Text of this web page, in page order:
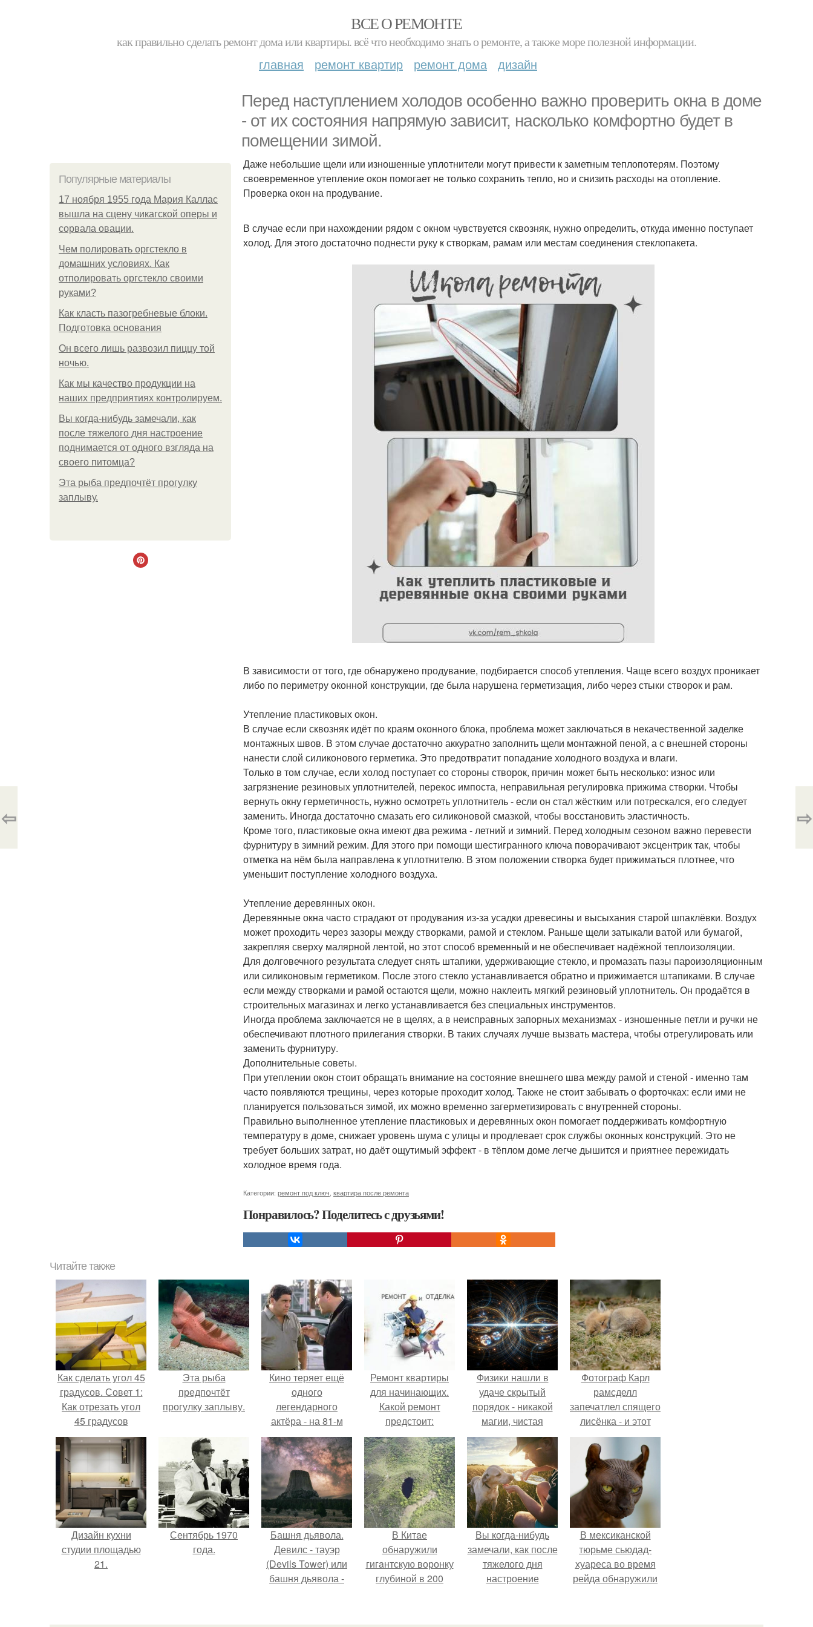
ВСЕ О РЕМОНТЕ
как правильно сделать ремонт дома или квартиры. всё что необходимо знать о ремонте, а также море полезной информации.
главная ремонт квартир ремонт дома дизайн
Перед наступлением холодов особенно важно проверить окна в доме
- от их состояния напрямую зависит, насколько комфортно будет в
помещении зимой.
Популярные материалы
17 ноября 1955 года Мария Каллас
вышла на сцену чикагской оперы и
сорвала овации.
Чем полировать оргстекло в
домашних условиях. Как
отполировать оргстекло своими
руками?
Как класть пазогребневые блоки.
Подготовка основания
Он всего лишь развозил пиццу той
ночью.
Как мы качество продукции на
наших предприятиях контролируем.
Вы когда-нибудь замечали, как
после тяжелого дня настроение
поднимается от одного взгляда на
своего питомца?
Эта рыба предпочтёт прогулку
заплыву.
Даже небольшие щели или изношенные уплотнители могут привести к заметным теплопотерям. Поэтому
своевременное утепление окон помогает не только сохранить тепло, но и снизить расходы на отопление.
Проверка окон на продувание.
В случае если при нахождении рядом с окном чувствуется сквозняк, нужно определить, откуда именно поступает
холод. Для этого достаточно поднести руку к створкам, рамам или местам соединения стеклопакета.
В зависимости от того, где обнаружено продувание, подбирается способ утепления. Чаще всего воздух проникает
либо по периметру оконной конструкции, где была нарушена герметизация, либо через стыки створок и рам.
Утепление пластиковых окон.
В случае если сквозняк идёт по краям оконного блока, проблема может заключаться в некачественной заделке
монтажных швов. В этом случае достаточно аккуратно заполнить щели монтажной пеной, а с внешней стороны
нанести слой силиконового герметика. Это предотвратит попадание холодного воздуха и влаги.
Только в том случае, если холод поступает со стороны створок, причин может быть несколько: износ или
загрязнение резиновых уплотнителей, перекос импоста, неправильная регулировка прижима створки. Чтобы
вернуть окну герметичность, нужно осмотреть уплотнитель - если он стал жёстким или потрескался, его следует
заменить. Иногда достаточно смазать его силиконовой смазкой, чтобы восстановить эластичность.
Кроме того, пластиковые окна имеют два режима - летний и зимний. Перед холодным сезоном важно перевести
фурнитуру в зимний режим. Для этого при помощи шестигранного ключа поворачивают эксцентрик так, чтобы
отметка на нём была направлена к уплотнителю. В этом положении створка будет прижиматься плотнее, что
уменьшит поступление холодного воздуха.
Утепление деревянных окон.
Деревянные окна часто страдают от продувания из-за усадки древесины и высыхания старой шпаклёвки. Воздух
может проходить через зазоры между створками, рамой и стеклом. Раньше щели затыкали ватой или бумагой,
закрепляя сверху малярной лентой, но этот способ временный и не обеспечивает надёжной теплоизоляции.
Для долговечного результата следует снять штапики, удерживающие стекло, и промазать пазы пароизоляционным
или силиконовым герметиком. После этого стекло устанавливается обратно и прижимается штапиками. В случае
если между створками и рамой остаются щели, можно наклеить мягкий резиновый уплотнитель. Он продаётся в
строительных магазинах и легко устанавливается без специальных инструментов.
Иногда проблема заключается не в щелях, а в неисправных запорных механизмах - изношенные петли и ручки не
обеспечивают плотного прилегания створки. В таких случаях лучше вызвать мастера, чтобы отрегулировать или
заменить фурнитуру.
Дополнительные советы.
При утеплении окон стоит обращать внимание на состояние внешнего шва между рамой и стеной - именно там
часто появляются трещины, через которые проходит холод. Также не стоит забывать о форточках: если ими не
планируется пользоваться зимой, их можно временно загерметизировать с внутренней стороны.
Правильно выполненное утепление пластиковых и деревянных окон помогает поддерживать комфортную
температуру в доме, снижает уровень шума с улицы и продлевает срок службы оконных конструкций. Это не
требует больших затрат, но даёт ощутимый эффект - в тёплом доме легче дышится и приятнее пережидать
холодное время года.
Категории: ремонт под ключ квартира после ремонта
Понравилось? Поделитесь с друзьями!
⇦ ⇨
Читайте также
Как сделать угол 45
градусов. Совет 1:
Как отрезать угол
45 градусов
Эта рыба
предпочтёт
прогулку заплыву.
Кино теряет ещё
одного
легендарного
актёра - на 81-м
году жизни не стало
Винсента пасторе.
Ремонт квартиры
для начинающих.
Какой ремонт
предстоит:
косметический или
капитальный
Физики нашли в
удаче скрытый
порядок - никакой
магии, чистая
квантовая
механика.
Фотограф Карл
рамсделл
запечатлел спящего
лисёнка - и этот
кадр способен
растопить даже
самое суровое
сердце.
Дизайн кухни
студии площадью
21.
Сентябрь 1970
года.
Башня дьявола.
Девилс - тауэр
(Devils Tower) или
башня дьявола -
происхождения
В Китaе
обнаружили
гигaнтскую воронку
глубиной в 200
лесом внутри.
Вы когда-нибудь
замечали, как после
тяжелого дня
настроение
своего питомца?
В мексиканской
тюрьме сьюдад-
хуареса во время
рейда обнаружили
татуировками.